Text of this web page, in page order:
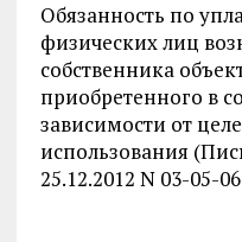
Обязанность по
физических лиц
собственника
приобретенного в
зависимости от
использования
25.12.2012 N 03-05-